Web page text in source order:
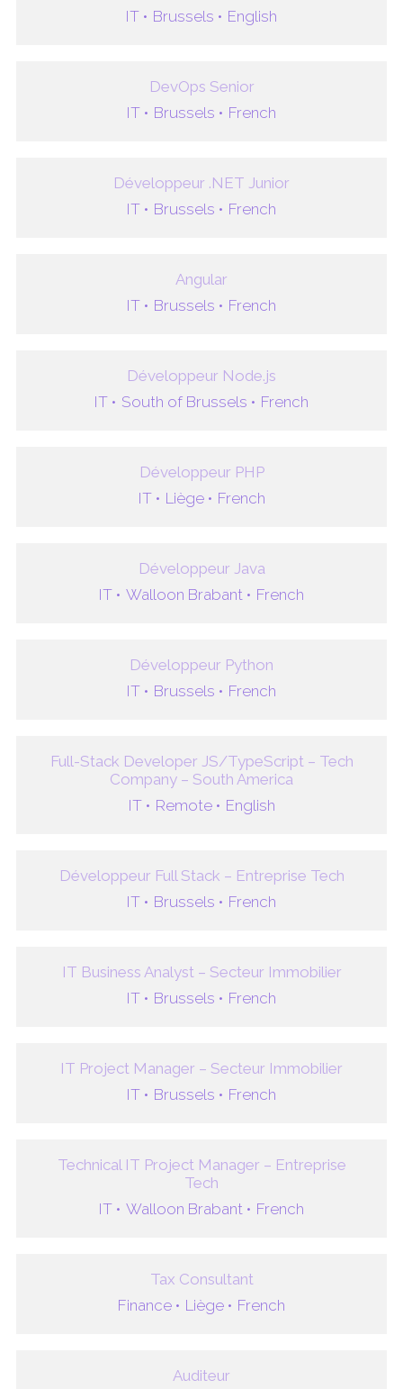
IT • Brussels • English
DevOps Senior
IT • Brussels • French
Développeur .NET Junior
IT • Brussels • French
Angular
IT • Brussels • French
Développeur Node.js
IT • South of Brussels • French
Développeur PHP
IT • Liège • French
Développeur Java
IT • Walloon Brabant • French
Développeur Python
IT • Brussels • French
Full-Stack Developer JS/TypeScript – Tech
Company – South America
IT • Remote • English
Développeur Full Stack – Entreprise Tech
IT • Brussels • French
IT Business Analyst – Secteur Immobilier
IT • Brussels • French
IT Project Manager – Secteur Immobilier
IT • Brussels • French
Technical IT Project Manager – Entreprise
Tech
IT • Walloon Brabant • French
Tax Consultant
Finance • Liège • French
Auditeur